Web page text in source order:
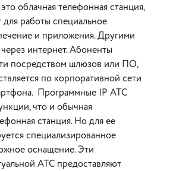
облачная телефонная станция,
для работы специальное
и приложения. Другими
интернет. Абоненты
посредством шлюзов или ПО,
по корпоративной сети
Программные IP АТС
что и обычная
станция. Но для ее
специализированное
оснащение. Эти
АТС предоставляют